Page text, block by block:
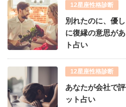
12星座性格診断
別れたのに、優
に復縁の意思が
ト占い
12星座性格診断
あなたが会社で
ット占い